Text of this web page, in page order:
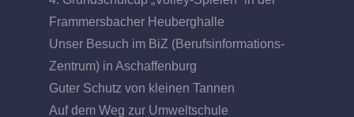
Frammersbacher Heuberghalle
Unser Besuch im BiZ (Berufsinformations-
Zentrum) in Aschaffenburg
Guter Schutz von kleinen Tannen
Auf dem Weg zur Umweltschule